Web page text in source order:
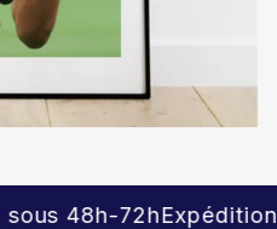
Expédition sous 48h-72h